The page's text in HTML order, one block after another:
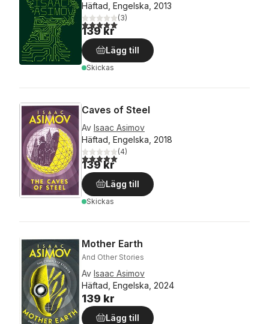
Häftad, Engelska, 2013
5,0utav 5 stjärnor. Totalt antal röster:
(3)
139 kr
Lägg till
Skickas
Caves of Steel
Av Isaac Asimov
Häftad, Engelska, 2018
5,0utav 5 stjärnor. Totalt antal röster:
(4)
139 kr
Lägg till
Skickas
Mother Earth
And Other Stories
Av Isaac Asimov
Häftad, Engelska, 2024
139 kr
Lägg till